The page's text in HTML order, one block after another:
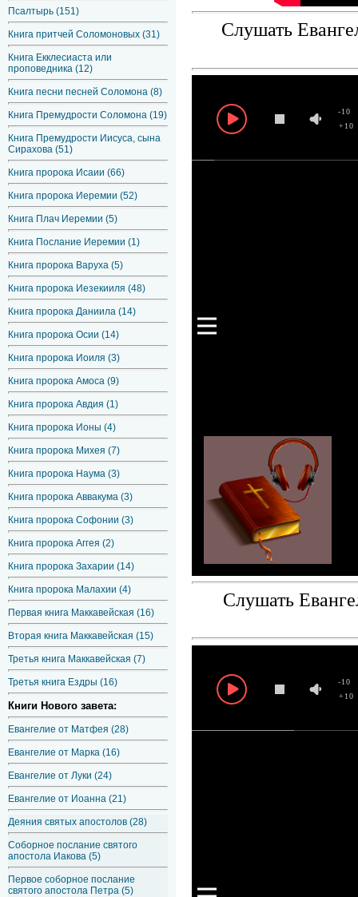
Псалтырь (151)
Книга притчей Соломоновых (31)
Книга Екклесиаста или
проповедника (12)
Книга песни песней Соломона (8)
Книга Премудрости Соломона (19)
Книга Премудрости Иисуса, сына
Сирахова (51)
Книга пророка Исаии (66)
Книга пророка Иеремии (52)
Книга Плач Иеремии (5)
Книга Послание Иеремии (1)
Книга пророка Варуха (5)
Книга пророка Иезекииля (48)
Книга пророка Даниила (14)
Книга пророка Осии (14)
Книга пророка Иоиля (3)
Книга пророка Амоса (9)
Книга пророка Авдия (1)
Книга пророка Ионы (4)
Книга пророка Михея (7)
Книга пророка Наума (3)
Книга пророка Аввакума (3)
Книга пророка Софонии (3)
Книга пророка Аггея (2)
Книга пророка Захарии (14)
Книга пророка Малахии (4)
Первая книга Маккавейская (16)
Вторая книга Маккавейская (15)
Третья книга Маккавейская (7)
Третья книга Ездры (16)
Книги Нового завета:
Евангелие от Матфея (28)
Евангелие от Марка (16)
Евангелие от Луки (24)
Евангелие от Иоанна (21)
Деяния святых апостолов (28)
Соборное послание святого
апостола Иакова (5)
Первое соборное послание
святого апостола Петра (5)
Слушать
+10
-10
Слушать
+10
-10